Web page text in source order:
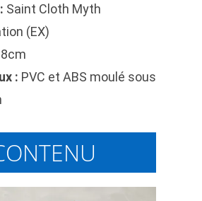
Saint Cloth Myth
(EX)
: PVC et ABS moulé sous